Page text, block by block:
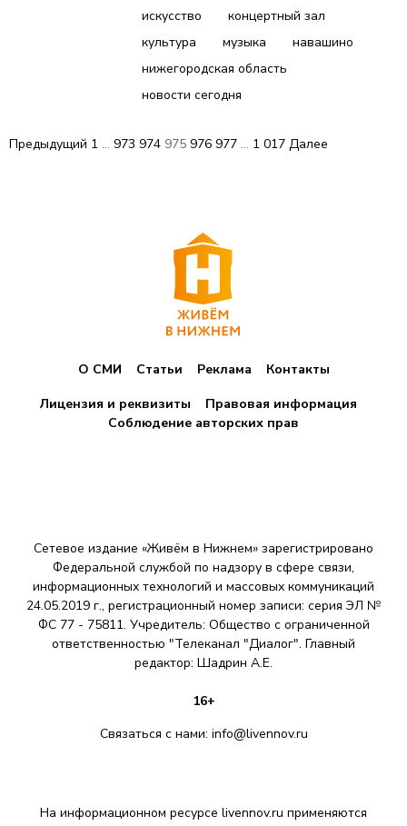
искусство
концертный зал
культура
музыка
навашино
нижегородская область
новости сегодня
П
Предыдущий 1 … 973 974 975 976 977 … 1 017 Далее
О СМИ Статьи Реклама
Контакты
Лицензия и реквизиты
Правовая информация
Соблюдение авторских прав
Сетевое издание «Живём в Нижнем» зарегистрировано
Федеральной службой по надзору в сфере связи,
информационных технологий и массовых коммуникаций
24.05.2019 г., регистрационный номер записи: серия ЭЛ №
ФС 77 - 75811. Учредитель: Общество с ограниченной
ответственностью "Телеканал "Диалог". Главный
редактор: Шадрин A.E.
16+
Связаться с нами: info@livennov.ru
На информационном ресурсе livennov.ru применяются